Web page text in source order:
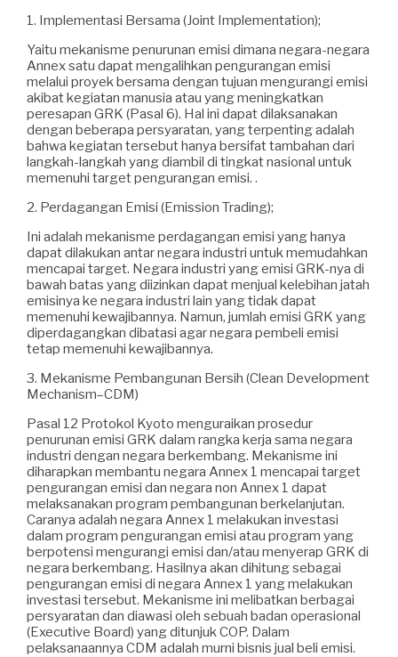
1. Implementasi Bersama (Joint Implementation);
Yaitu mekanisme penurunan emisi dimana negara-negara
Annex satu dapat mengalihkan pengurangan emisi
melalui proyek bersama dengan tujuan mengurangi emisi
akibat kegiatan manusia atau yang meningkatkan
peresapan GRK (Pasal 6). Hal ini dapat dilaksanakan
dengan beberapa persyaratan, yang terpenting adalah
bahwa kegiatan tersebut hanya bersifat tambahan dari
langkah-langkah yang diambil di tingkat nasional untuk
memenuhi target pengurangan emisi. .
2. Perdagangan Emisi (Emission Trading);
Ini adalah mekanisme perdagangan emisi yang hanya
dapat dilakukan antar negara industri untuk memudahkan
mencapai target. Negara industri yang emisi GRK-nya di
bawah batas yang diizinkan dapat menjual kelebihan jatah
emisinya ke negara industri lain yang tidak dapat
memenuhi kewajibannya. Namun, jumlah emisi GRK yang
diperdagangkan dibatasi agar negara pembeli emisi
tetap memenuhi kewajibannya.
3. Mekanisme Pembangunan Bersih (Clean Development
Mechanism–CDM)
Pasal 12 Protokol Kyoto menguraikan prosedur
penurunan emisi GRK dalam rangka kerja sama negara
industri dengan negara berkembang. Mekanisme ini
diharapkan membantu negara Annex 1 mencapai target
pengurangan emisi dan negara non Annex 1 dapat
melaksanakan program pembangunan berkelanjutan.
Caranya adalah negara Annex 1 melakukan investasi
dalam program pengurangan emisi atau program yang
berpotensi mengurangi emisi dan/atau menyerap GRK di
negara berkembang. Hasilnya akan dihitung sebagai
pengurangan emisi di negara Annex 1 yang melakukan
investasi tersebut. Mekanisme ini melibatkan berbagai
persyaratan dan diawasi oleh sebuah badan operasional
(Executive Board) yang ditunjuk COP. Dalam
pelaksanaannya CDM adalah murni bisnis jual beli emisi.